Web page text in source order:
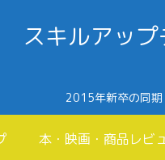
スキルアッ
2015年新卒の同
本・映画・商品レビ